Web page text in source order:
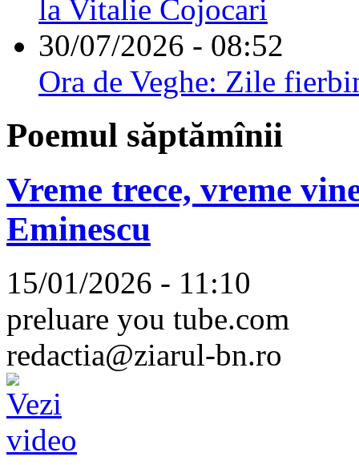
la Vitalie Cojocari
30/07/2026 - 08:52
Ora de Veghe: Zile
Poemul săptămînii
Vreme trece, vreme
Eminescu
15/01/2026 - 11:10
preluare you tube.com
redactia@ziarul-bn.ro